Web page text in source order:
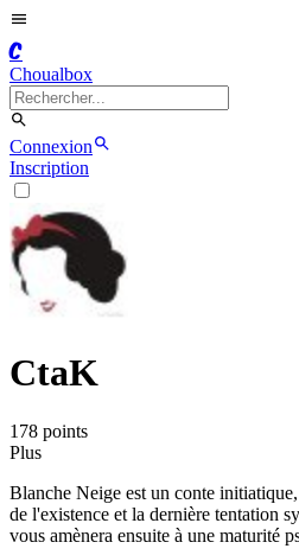
C
Choualbox
Connexion
Inscription
CtaK
178 points
Plus
Blanche Neige est un conte
de l'existence et la dernière tentation
vous amènera ensuite à une maturité